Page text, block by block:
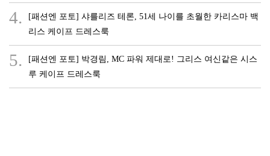
4.
[패션엔 포토] 샤를리즈 테론, 51세 나이를 초월한 카리스마 백
리스 케이프 드레스룩
5.
[패션엔 포토] 박경림, MC 파워 제대로! 그리스 여신같은 시스
루 케이프 드레스룩